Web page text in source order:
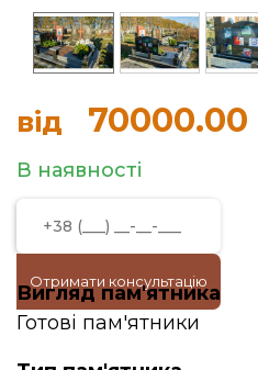
від 70000.00
В наявності
Отримати консультацію
Вигляд пам'ятника
Готові пам'ятники